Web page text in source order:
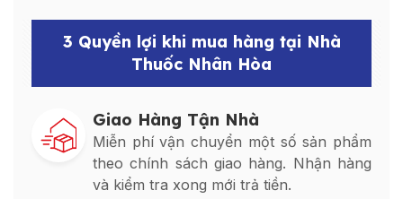
3 Quyền lợi khi mua hàng tại Nhà
Thuốc Nhân Hòa
Giao Hàng Tận Nhà
Miễn phí vận chuyển một số sản phẩm
theo chính sách giao hàng. Nhận hàng
và kiểm tra xong mới trả tiền.